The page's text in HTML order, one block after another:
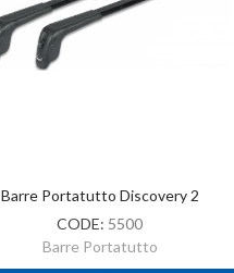
Barre Portatutto Discovery 2
CODE: 5500
Barre Portatutto